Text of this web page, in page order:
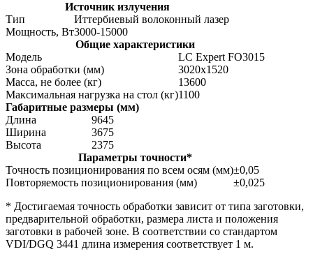
Источник излучения
Тип
Иттербиевый волоконный лазер
Мощность, Вт3000-15000
Общие характеристики
Модель
LC Expert FO3015
Зона обработки (мм)
3020х1520
Масса, не более (кг)
13600
Максимальная нагрузка на стол (кг)1100
Габаритные размеры (мм)
Длина
9645
Ширина
3675
Высота
2375
Параметры точности*
Точность позиционирования по всем осям (мм)±0,05
Повторяемость позиционирования (мм)
±0,025
* Достигаемая точность обработки зависит от типа заготовки,
предварительной обработки, размера листа и положения
заготовки в рабочей зоне. В соответствии со стандартом
VDI/DGQ 3441 длина измерения соответствует 1 м.